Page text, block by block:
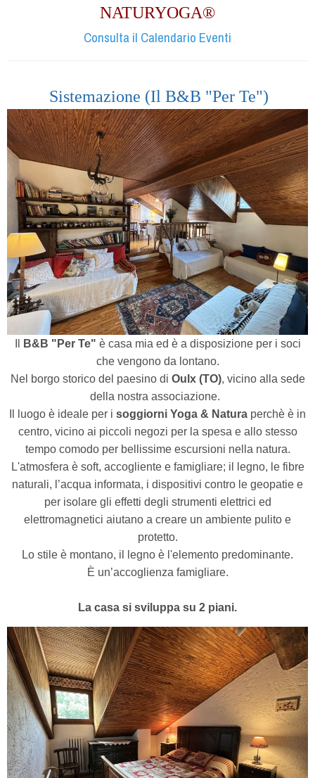
NATURYOGA®
Consulta il Calendario Eventi
Sistemazione (Il B&B "Per Te")
B&B "Per Te" è casa mia ed è a disposizione per i soci
che vengono da lontano.
Nel borgo storico del paesino di Oulx (TO), vicino alla sede
della nostra associazione.
Il luogo è ideale per i soggiorni Yoga & Natura perchè è in
centro, vicino ai piccoli negozi per la spesa e allo stesso
tempo comodo per bellissime escursioni nella natura.
L'atmosfera è soft, accogliente e famigliare; il legno, le fibre
naturali, l’acqua informata, i dispositivi contro le geopatie e
per isolare gli effetti degli strumenti elettrici ed
elettromagnetici aiutano a creare un ambiente pulito e
protetto.
Lo stile è montano, il legno è l'elemento predominante.
È un’accoglienza famigliare.
La casa si sviluppa su 2 piani.